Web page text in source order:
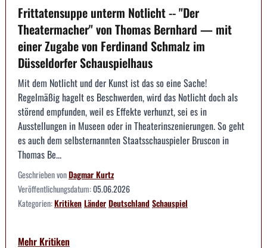
Frittatensuppe unterm Notlicht -- "Der
Theatermacher" von Thomas Bernhard — mit
einer Zugabe von Ferdinand Schmalz im
Düsseldorfer Schauspielhaus
Mit dem Notlicht und der Kunst ist das so eine Sache!
Regelmäßig hagelt es Beschwerden, wird das Notlicht doch als
störend empfunden, weil es Effekte verhunzt, sei es in
Ausstellungen in Museen oder in Theaterinszenierungen. So geht
es auch dem selbsternannten Staatsschauspieler Bruscon in
Thomas Be...
Geschrieben vonDagmar Kurtz
Veröffentlichungsdatum:05.06.2026
Kategorien:KritikenLänderDeutschlandSchauspiel
Mehr Kritiken